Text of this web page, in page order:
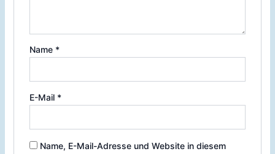
Name *
E-Mail *
Name, E-Mail-Adresse und Website in diesem